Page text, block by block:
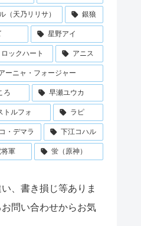
（天乃リリサ） 銀狼
星野アイ
ックハート アニス
ーニャ・フォージャー
ろ 早瀬ユウカ
トルフォ ラピ
・デマラ 下江コハル
軍 蛍（原神）
、書き損じ等ありま
問い合わせからお気